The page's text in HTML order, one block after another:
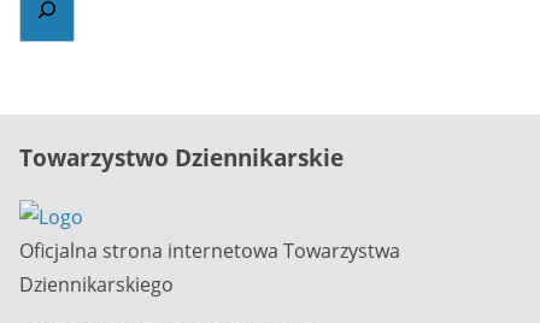
Towarzystwo Dziennikarskie
Oficjalna strona internetowa Towarzystwa
Dziennikarskiego